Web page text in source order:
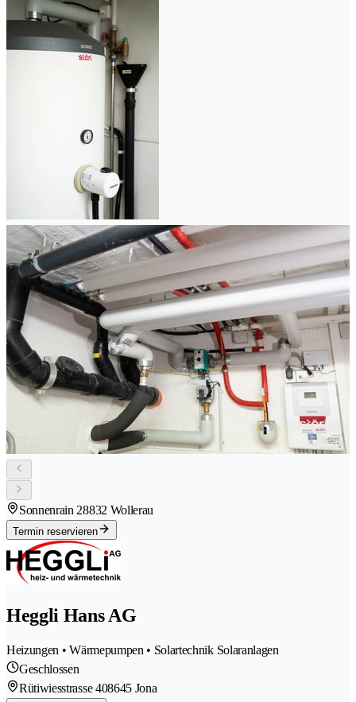
Sonnenrain 28832 Wollerau
Termin reservieren
Heggli Hans AG
Heizungen • Wärmepumpen • Solartechnik Solaranlagen
Geschlossen
Rütiwiesstrasse 408645 Jona